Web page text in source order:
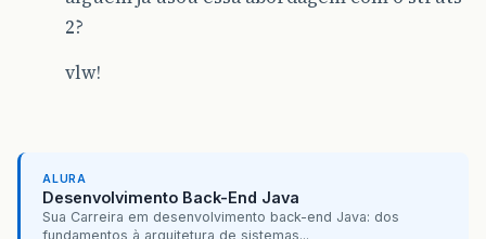
2?
vlw!
ALURA
Desenvolvimento Back-End Java
Sua Carreira em desenvolvimento back-end Java: dos
fundamentos à arquitetura de sistemas...